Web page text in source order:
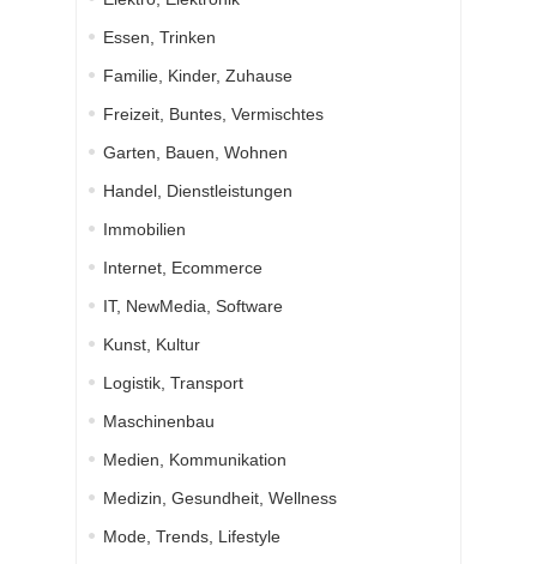
Essen, Trinken
Familie, Kinder, Zuhause
Freizeit, Buntes, Vermischtes
Garten, Bauen, Wohnen
Handel, Dienstleistungen
Immobilien
Internet, Ecommerce
IT, NewMedia, Software
Kunst, Kultur
Logistik, Transport
Maschinenbau
Medien, Kommunikation
Medizin, Gesundheit, Wellness
Mode, Trends, Lifestyle